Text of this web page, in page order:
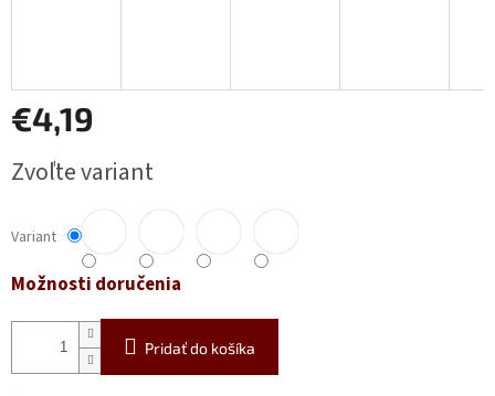
€4,19
cena:
Zvoľte variant
Variant
Možnosti doručenia
Pridať do košíka